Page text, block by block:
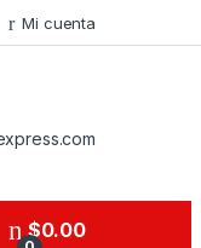
Mi cuenta
$0.00